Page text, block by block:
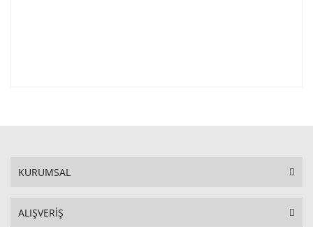
KURUMSAL
ALIŞVERİŞ